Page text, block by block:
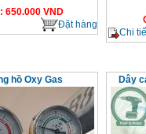
: 650.000VND
Đặt hàng
Chi
hồ Oxy Gas Dây